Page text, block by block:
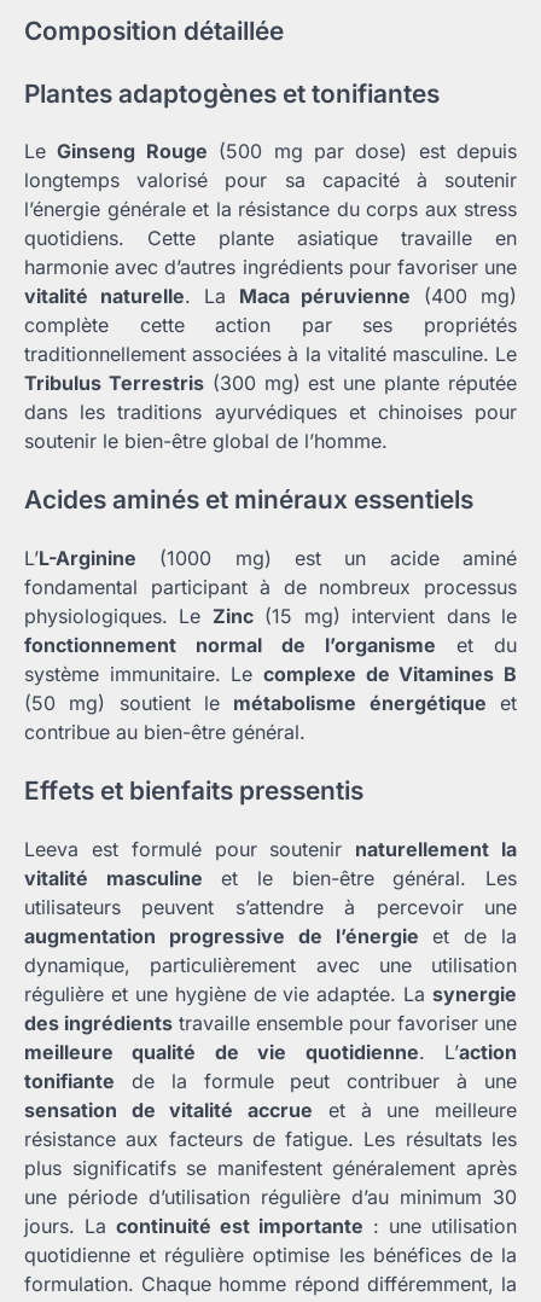
Composition détaillée
Plantes adaptogènes et tonifiantes
LeGinseng Rouge (500 mg par dose) est depuis
longtemps valorisé pour sa capacité à soutenir
l’énergie générale et la résistance du corps aux stress
quotidiens. Cette plante asiatique travaille en
harmonie avec d’autres ingrédients pour favoriser une
vitalité naturelle. La Maca péruvienne (400 mg)
complète cette action par ses propriétés
traditionnellement associées à la vitalité masculine. Le
Tribulus Terrestris(300 mg) est une plante réputée
dans les traditions ayurvédiques et chinoises pour
soutenir le bien-être global de l’homme.
Acides aminés et minéraux essentiels
L’L-Arginine (1000 mg) est un acide aminé
fondamental participant à de nombreux processus
physiologiques. Le Zinc(15 mg) intervient dans le
fonctionnement normal de l’organisme et du
système immunitaire. Le complexe de Vitamines B
(50 mg) soutient le métabolisme énergétique et
contribue au bien-être général.
Effets et bienfaits pressentis
Leeva est formulé pour soutenir naturellement la
vitalité masculine et le bien-être général. Les
utilisateurs peuvent s’attendre à percevoir une
augmentation progressive de l’énergie et de la
dynamique, particulièrement avec une utilisation
régulière et une hygiène de vie adaptée. La synergie
des ingrédients travaille ensemble pour favoriser une
meilleure qualité de vie quotidienne. L’action
tonifiante de la formule peut contribuer à une
sensation de vitalité accrue et à une meilleure
résistance aux facteurs de fatigue. Les résultats les
plus significatifs se manifestent généralement après
une période d’utilisation régulière d’au minimum 30
jours. La continuité est importante : une utilisation
quotidienne et régulière optimise les bénéfices de la
formulation. Chaque homme répond différemment, la